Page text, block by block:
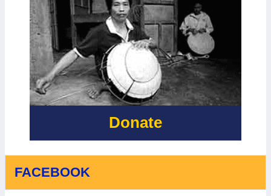
AID VIET NAM
- CÙNG NHÌN
LẠI CHẶNG
ĐƯỜNG ĐẦY
Ý NGHĨA VỚI
SỰ HỖ TRỢ
QUÝ BÁU
CỦA IRISH
AID
RỦI RO THIÊN
TAI DỰA VÀO
CỘNG ĐỒNG
VÀ THÍCH
ỨNG VỚI
BIẾN ĐỔI KHÍ
HẬU
Donate
FACEBOOK